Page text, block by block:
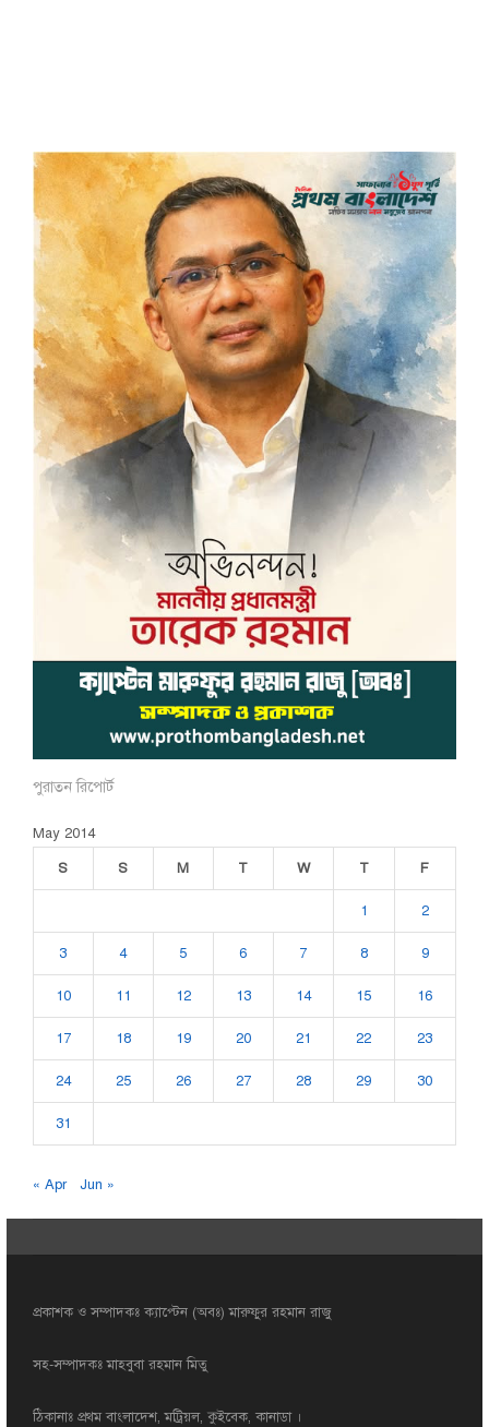
পুরাতন রিপোর্ট
May 2014
S
S M T W T F
1 2
3 4 5 6 7 8 9
10 11 12 13 14 15 16
17 18 19 20 21 22 23
24 25 26 27 28 29 30
31
« Apr Jun »
প্রকাশক ও সম্পাদকঃ ক্যাপ্টেন (অবঃ) মারুফুর রহমান রাজু
সহ-সম্পাদকঃ মাহবুবা রহমান মিতু
ঠিকানাঃ প্রথম বাংলাদেশ, মট্রিয়ল, কুইবেক, কানাডা ।